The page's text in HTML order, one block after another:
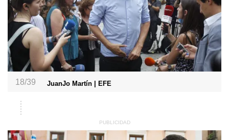
18/39 JuanJo Martín | EFE